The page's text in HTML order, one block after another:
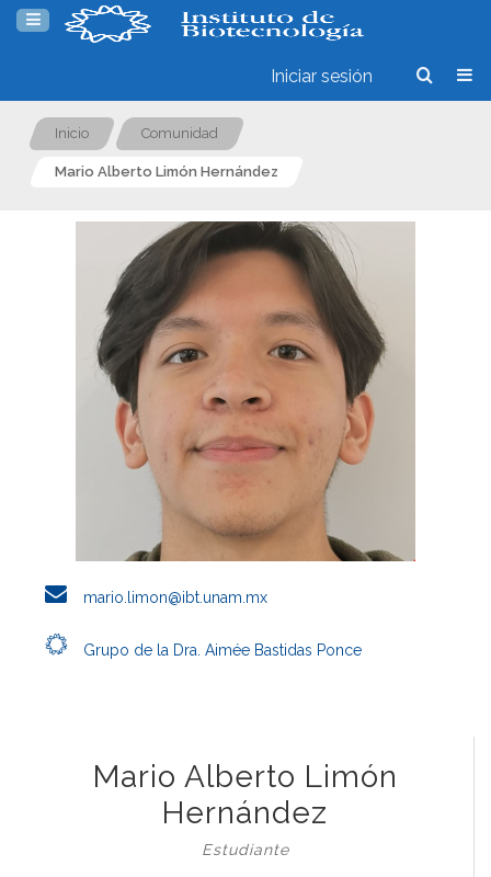
Iniciar sesión
Inicio Comunidad
Mario Alberto Limón Hernández
mario.limon@ibt.unam.mx
Grupo de la Dra. Aimée Bastidas Ponce
Mario Alberto Limón
Hernández
Estudiante